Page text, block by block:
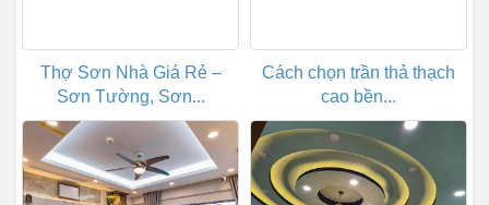
Thợ Sơn Nhà Giá Rẻ –
Sơn Tường, Sơn...
Cách chọn trần thả thạch
cao bền...